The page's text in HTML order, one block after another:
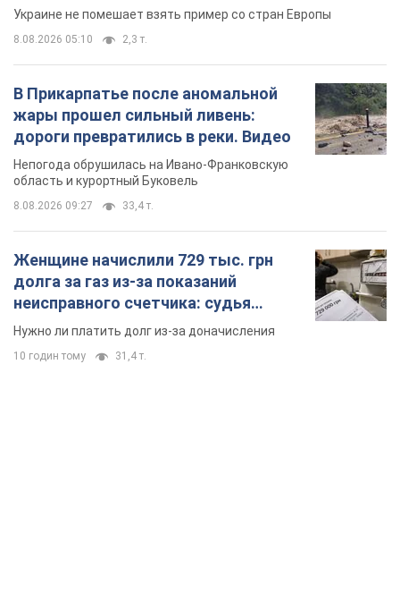
Украине не помешает взять пример со стран Европы
8.08.2026 05:10 2,3 т.
В Прикарпатье после аномальной
жары прошел сильный ливень:
дороги превратились в реки. Видео
Непогода обрушилась на Ивано-Франковскую
область и курортный Буковель
8.08.2026 09:27 33,4 т.
Женщине начислили 729 тыс. грн
долга за газ из-за показаний
неисправного счетчика: судья
вынес неожиданное решение
Нужно ли платить долг из-за доначисления
10 годин тому 31,4 т.